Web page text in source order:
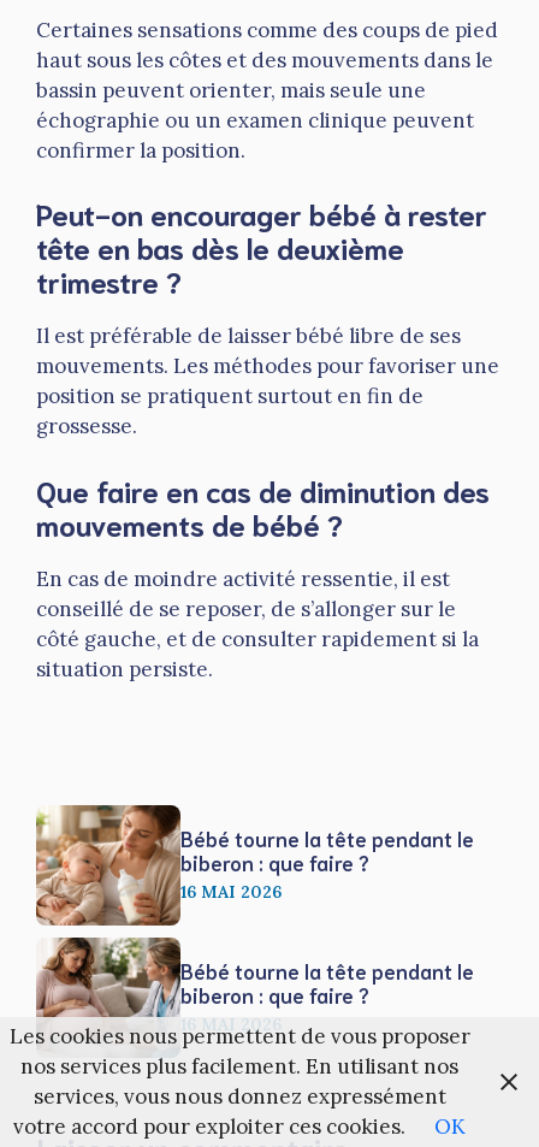
Certaines sensations comme des coups de pied
haut sous les côtes et des mouvements dans le
bassin peuvent orienter, mais seule une
échographie ou un examen clinique peuvent
confirmer la position.
Peut-on encourager bébé à rester
tête en bas dès le deuxième
trimestre ?
Il est préférable de laisser bébé libre de ses
mouvements. Les méthodes pour favoriser une
position se pratiquent surtout en fin de
grossesse.
Que faire en cas de diminution des
mouvements de bébé ?
En cas de moindre activité ressentie, il est
conseillé de se reposer, de s’allonger sur le
côté gauche, et de consulter rapidement si la
situation persiste.
Bébé tourne la tête pendant le
biberon : que faire ?
16 MAI 2026
Bébé tourne la tête pendant le
biberon : que faire ?
16 MAI 2026
Les cookies nous permettent de vous proposer
nos services plus facilement. En utilisant nos
services, vous nous donnez expressément
votre accord pour exploiter ces cookies.
OK